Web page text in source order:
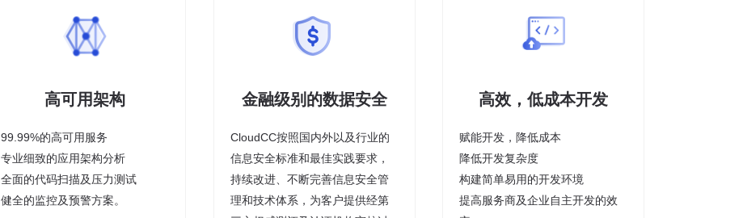
高可用架构
99.99%的高可用服务
专业细致的应用架构分析
全面的代码扫描及压力测试
健全的监控及预警方案。
金融级别的数据安全
CloudCC按照国内外以及行业的
信息安全标准和最佳实践要求，
持续改进、不断完善信息安全管
理和技术体系，为客户提供经第
高效，低成本开发
赋能开发，降低成本
降低开发复杂度
构建简单易用的开发环境
提高服务商及企业自主开发的效